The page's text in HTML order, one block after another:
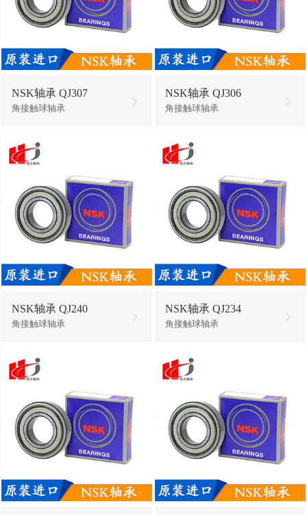
NSK轴承 QJ307
角接触球轴承
NSK轴承 QJ306
角接触球轴承
NSK轴承 QJ240
角接触球轴承
NSK轴承 QJ234
角接触球轴承